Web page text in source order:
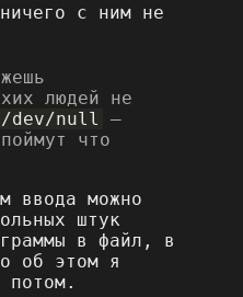
с ним не
людей не
/dev/null
–
что
ввода можно
штук
в файл, в
об этом я
потом.